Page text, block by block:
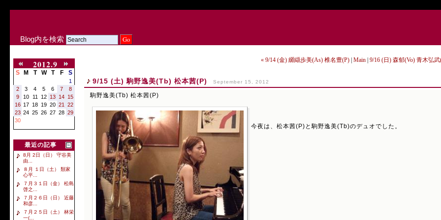
Blog内を検索
2012.9
S M T W T F S
1
2
3 4 5 6 7
8
9
10 11 12 13 14 15
16 17 18 19 20 21
22
23 24 25 26 27 28 29
30
最近の記事
8月 2日（日） 守谷美
由...
８月 １日（土） 類家
心平...
７月３１日（金） 松島
啓之...
７月２６日（日） 近藤
和彦...
７月２５日（土） 林栄
一(...
« 9/14 (金) 纐纈歩美(As) 椎名豊(P)| Main| 9/16 (日) 森郁(Vo) 青木弘武
9/15 (土) 駒野逸美(Tb) 松本茜(P) September 15, 2012
駒野逸美(Tb) 松本茜(P)
今夜は、松本茜(P)と駒野逸美(Tb)のデュオでした。